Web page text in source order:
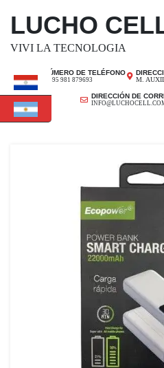
LUCHO
VIVI LA TECNOLOGIA
NÚMERO DE TELÉFONO
+ 595 981 879693
M.
DIRECCIÓN DE